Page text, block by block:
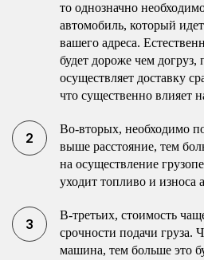
то однозначно
автомобиль, который
вашего адреса.
будет дороже чем догруз,
осуществляет доставку
что существенно влияет
Во-вторых, необходимо
выше расстояние, тем
на осуществление
уходит топливо и износа
В-третьих, стоимость
срочности подачи груза.
машина, тем больше это